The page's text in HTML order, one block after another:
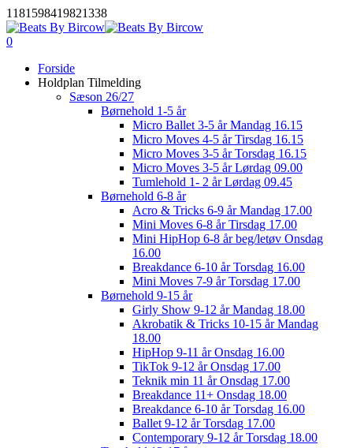
1181598419821338Skip
to
0
Forside
Holdplan Tilmelding
Sæson 26/27
Børnehold 1-5 år
Micro Ballet 3-5 år Mandag 16.15
Micro Moves 4-5 år Tirsdag 16.15
Micro Moves 3-5 år Torsdag 16.15
Micro Moves 3-5 år Lørdag 09.00
Tumlehold 1- 2 år Lørdag 09.45
Børnehold 6-8 år
Acro & Tricks 6-9 år Mandag 17.00
Mini Moves 6-8 år Tirsdag 17.00
Mini HipHop 6-8 år beg/letøv Onsdag
16.00
Breakdance 6-10 år Torsdag 16.00
Mini Moves 7-9 år Torsdag 17.00
Børnehold 9-15 år
Girly Show 9-12 år Mandag 18.00
Akrobatik & Tricks 10-15 år Mandag
18.00
HipHop 9-11 år Onsdag 16.00
TikTok 9-12 år Onsdag 17.00
Teknik min 11 år Onsdag 17.00
Breakdance 11+ Onsdag 18.00
Breakdance 6-10 år Torsdag 16.00
Ballet 9-12 år Torsdag 17.00
Contemporary 9-12 år Torsdag 18.00